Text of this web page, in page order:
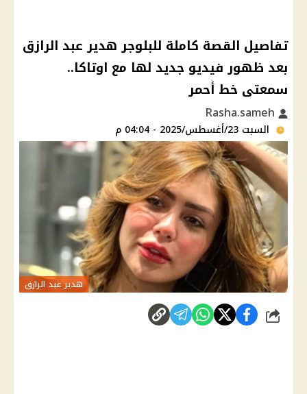
تفاصيل القصة كاملة للبلوجر هدير عبد الرازق
بعد ظهور فيديو جديد لها مع اوتاكا..
سمعتى خط أحمر
السبت 23/أغسطس/2025 - 04:04 م
هدير عبد الرازق
شارك